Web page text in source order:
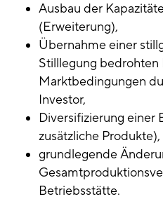
Ausbau der
(Erweiterung),
Übernahme einer
Stilllegung
Marktbedingungen
Investor,
Diversifizierung einer
zusätzliche Produkte),
grundlegende
Betriebsstätte.